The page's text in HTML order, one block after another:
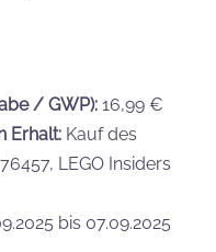
/ GWP): 16,99 €
Erhalt: Kauf des
LEGO Insiders
bis 07.09.2025